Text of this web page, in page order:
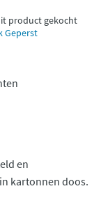
product gekocht
Geperst
en
kartonnen doos.